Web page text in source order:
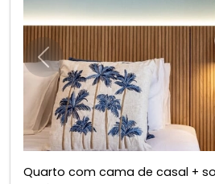
Anterior
Quarto com cama de casal +